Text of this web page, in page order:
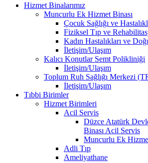
Hizmet Binalarımız
Muncurlu Ek Hizmet Binası
Çocuk Sağlığı ve
Fiziksel Tıp ve
Kadın Hastalıkları ve
İletişim/Ulaşım
Kalıcı Konutlar Semt Polikliniği
İletişim/Ulaşım
Toplum Ruh Sağlığı Merkezi
İletişim/Ulaşım
Tıbbi Birimler
Hizmet Birimleri
Acil Servis
Düzce Atatürk
Binası Acil Servis
Muncurlu Ek
Adli Tıp
Ameliyathane